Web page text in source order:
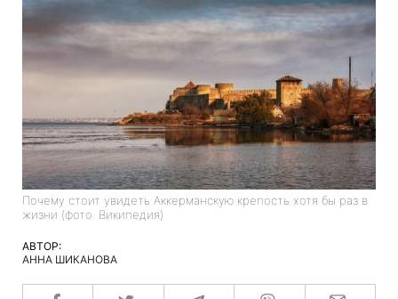
Почему стоит увидеть Аккерманскую крепость хотя бы раз в
жизни (фото: Википедия)
АВТОР:
АННА ШИКАНОВА